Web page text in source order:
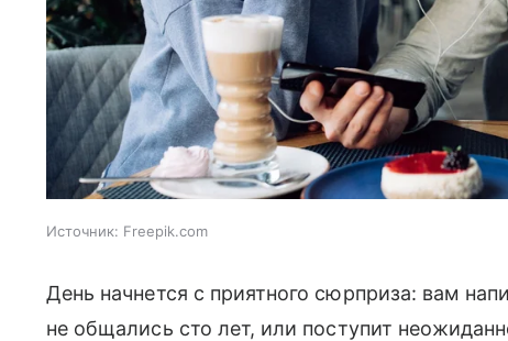
Источник: Freepik.com
День начнется с приятного сюрприза: вам
не общались сто лет, или поступит